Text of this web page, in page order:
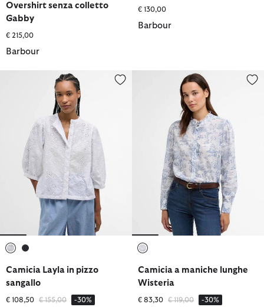
Overshirt senza colletto
Gabby
€ 215,00
Barbour
€ 130,00
Barbour
Camicia Layla in pizzo sangallo
Camicia Layla in pizzo
sangallo
€ 108,50 Prezzo ridotto da
€ 155,00a -30%
Camicia a maniche lunghe
Camicia a maniche lunghe
Wisteria
€ 83,30 Prezzo ridotto da
€ 119,00a -30%